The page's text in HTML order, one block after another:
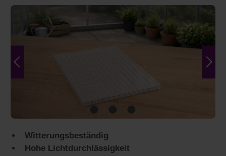
Witterungsbeständig
Hohe Lichtdurchlässigkeit